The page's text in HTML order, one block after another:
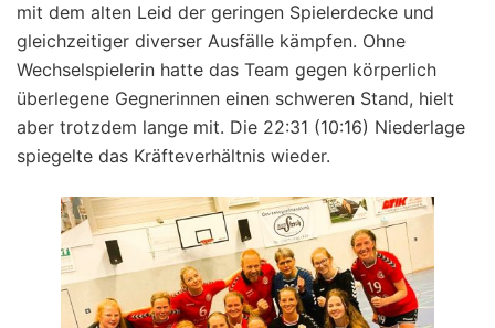
mit dem alten Leid der geringen Spielerdecke und
gleichzeitiger diverser Ausfälle kämpfen. Ohne
Wechselspielerin hatte das Team gegen körperlich
überlegene Gegnerinnen einen schweren Stand, hielt
aber trotzdem lange mit. Die 22:31 (10:16) Niederlage
spiegelte das Kräfteverhältnis wieder.